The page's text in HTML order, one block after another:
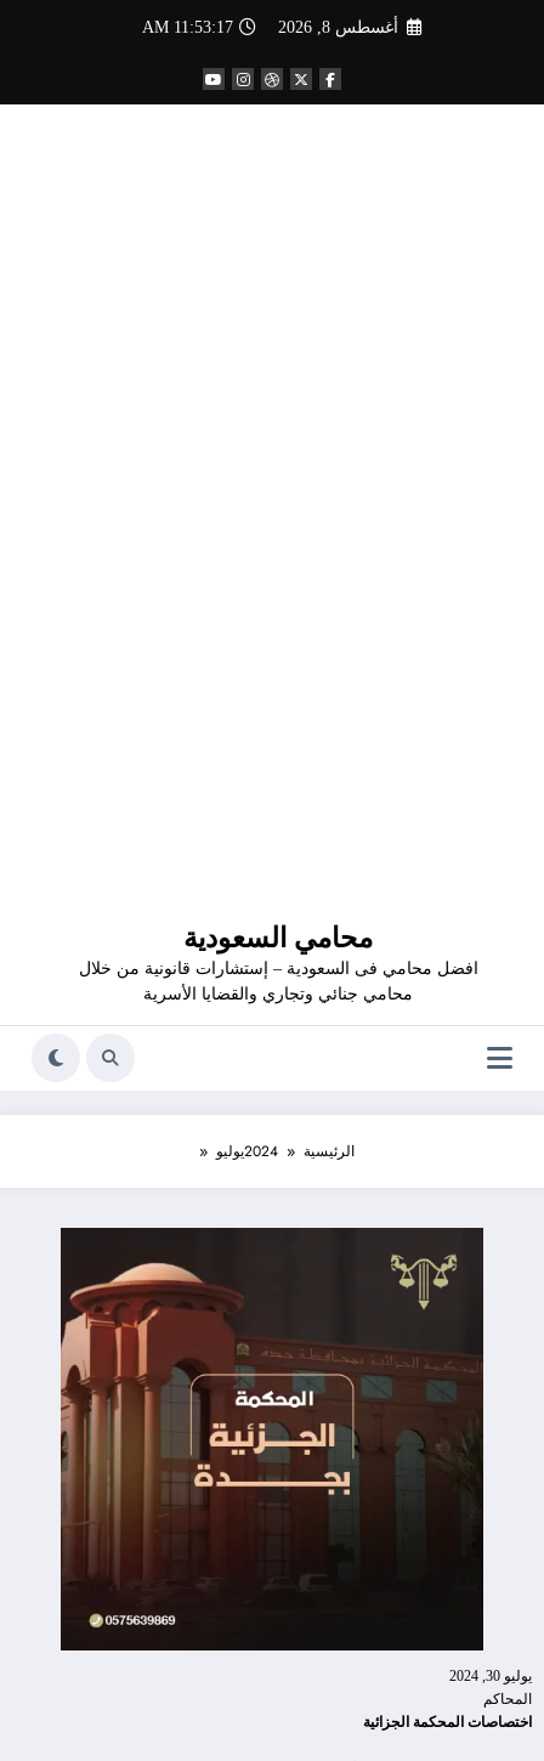
أغسطس 8, 2026 11:53:18 AM
محامي السعودية
افضل محامي فى السعودية – إستشارات قانونية من خلال
محامي جنائي وتجاري والقضايا الأسرية
الرئيسية 2024يوليو
يوليو 30, 2024
المحاكم
اختصاصات المحكمة الجزائية